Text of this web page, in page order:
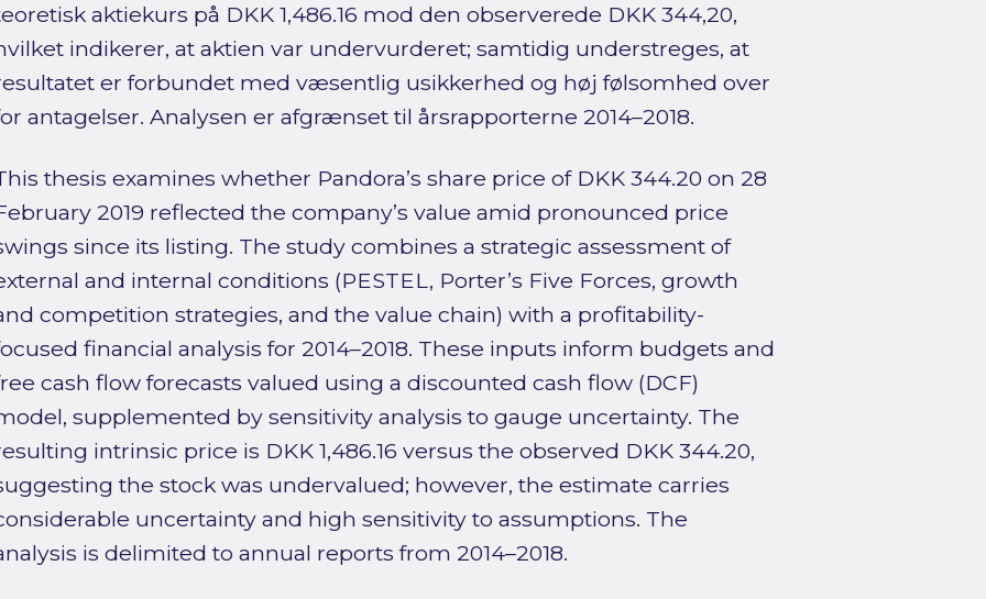
aktiekurs på DKK 1,486.16 mod den observerede DKK 344,20,
indikerer, at aktien var undervurderet; samtidig understreges, at
er forbundet med væsentlig usikkerhed og høj følsomhed over
antagelser. Analysen er afgrænset til årsrapporterne 2014–2018.
thesis examines whether Pandora’s share price of DKK 344.20 on 28
2019 reflected the company’s value amid pronounced price
since its listing. The study combines a strategic assessment of
and internal conditions (PESTEL, Porter’s Five Forces, growth
competition strategies, and the value chain) with a profitability-
financial analysis for 2014–2018. These inputs inform budgets and
cash flow forecasts valued using a discounted cash flow (DCF)
supplemented by sensitivity analysis to gauge uncertainty. The
intrinsic price is DKK 1,486.16 versus the observed DKK 344.20,
the stock was undervalued; however, the estimate carries
uncertainty and high sensitivity to assumptions. The
is delimited to annual reports from 2014–2018.